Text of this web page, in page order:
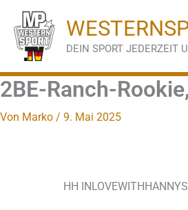
Inhalt
springen
DEIN SPORT JEDERZEIT
2BE-Ranch-
Von Marko / 9. Mai 2025
HH INLOVEWITHHANNYS